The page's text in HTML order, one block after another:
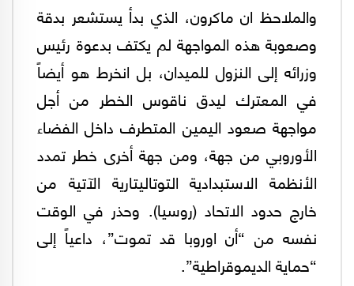
والملاحظ ان ماكرون، الذي بدأ يستشعر بدقة
وصعوبة هذه المواجهة لم يكتف بدعوة رئيس
وزرائه إلى النزول للميدان، بل انخرط هو أيضاً
في المعترك ليدق ناقوس الخطر من أجل
مواجهة صعود اليمين المتطرف داخل الفضاء
الأوروبي من جهة، ومن جهة أخرى خطر تمدد
الأنظمة الاستبدادية التوتاليتارية الآتية من
خارج حدود الاتحاد (روسيا). وحذر في الوقت
نفسه من “أن اوروبا قد تموت”، داعياً إلى
“حماية الديموقراطية”.